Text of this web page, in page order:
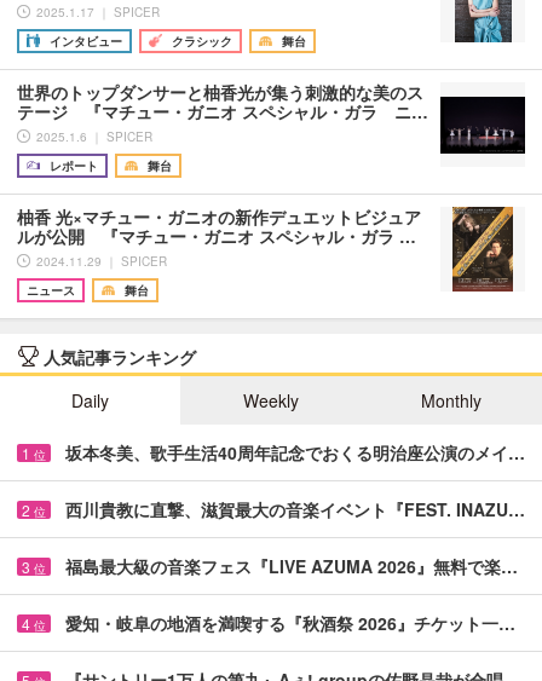
2025.1.17 ｜ SPICER
インタビュー
クラシック 舞台
世界のトップダンサーと柚香光が集う刺激的な美のス
テージ 『マチュー・ガニオ スペシャル・ガラ ニ…
2025.1.6 ｜ SPICER
レポート
舞台
柚香 光×マチュー・ガニオの新作デュエットビジュア
ルが公開 『マチュー・ガニオ スペシャル・ガラ …
2024.11.29 ｜ SPICER
ニュース
舞台
人気記事ランキング
Daily
Weekly Monthly
1 位 坂本冬美、歌手生活40周年記念でおくる明治座公演のメイ…
2 位 西川貴教に直撃、滋賀最大の音楽イベント『FEST. INAZU…
3 位 福島最大級の音楽フェス『LIVE AZUMA 2026』無料で楽…
4 位 愛知・岐阜の地酒を満喫する『秋酒祭 2026』チケット一…